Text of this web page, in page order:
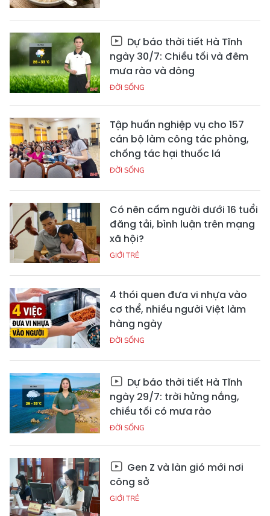
Dự báo thời tiết Hà Tĩnh
ngày 30/7: Chiều tối và đêm
mưa rào và dông
ĐỜI SỐNG
Tập huấn nghiệp vụ cho 157
cán bộ làm công tác phòng,
chống tác hại thuốc lá
ĐỜI SỐNG
Có nên cấm người dưới 16 tuổi
đăng tải, bình luận trên mạng
xã hội?
GIỚI TRẺ
4 thói quen đưa vi nhựa vào
cơ thể, nhiều người Việt làm
hàng ngày
ĐỜI SỐNG
Dự báo thời tiết Hà Tĩnh
ngày 29/7: trời hửng nắng,
chiều tối có mưa rào
ĐỜI SỐNG
Gen Z và làn gió mới nơi
công sở
GIỚI TRẺ